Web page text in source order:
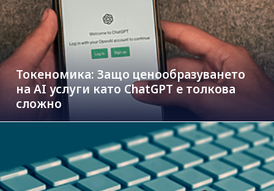
Токеномика: Защо ценообразуването
на AI услуги като ChatGPT е толкова
сложно